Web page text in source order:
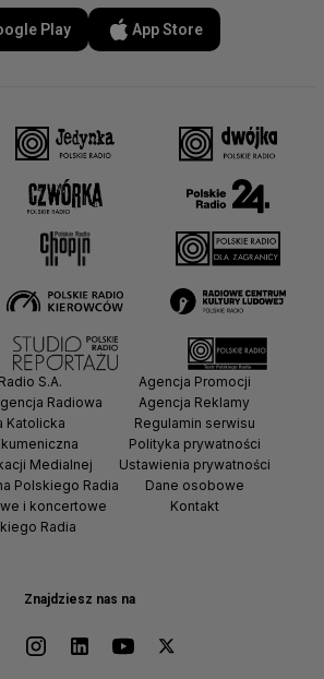
Play App Store
Znajdziesz nas na
S.A.
Radiowa
Katolicka
Medialnej
Polskiego Radia
i koncertowe
Radia
Agencja Promocji
Agencja Reklamy
Regulamin serwisu
Polityka prywatności
Ustawienia prywatności
Dane osobowe
Kontakt